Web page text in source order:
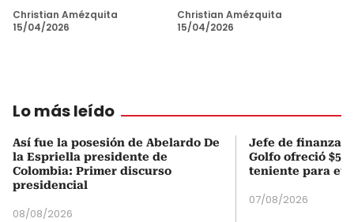
Christian Amézquita
15/04/2026
Christian Amézquita
15/04/2026
Lo más leído
Así fue la posesión de Abelardo De
la Espriella presidente de
Colombia: Primer discurso
presidencial
08/08/2026
Jefe de finanzas
Golfo ofreció
teniente para
07/08/2026